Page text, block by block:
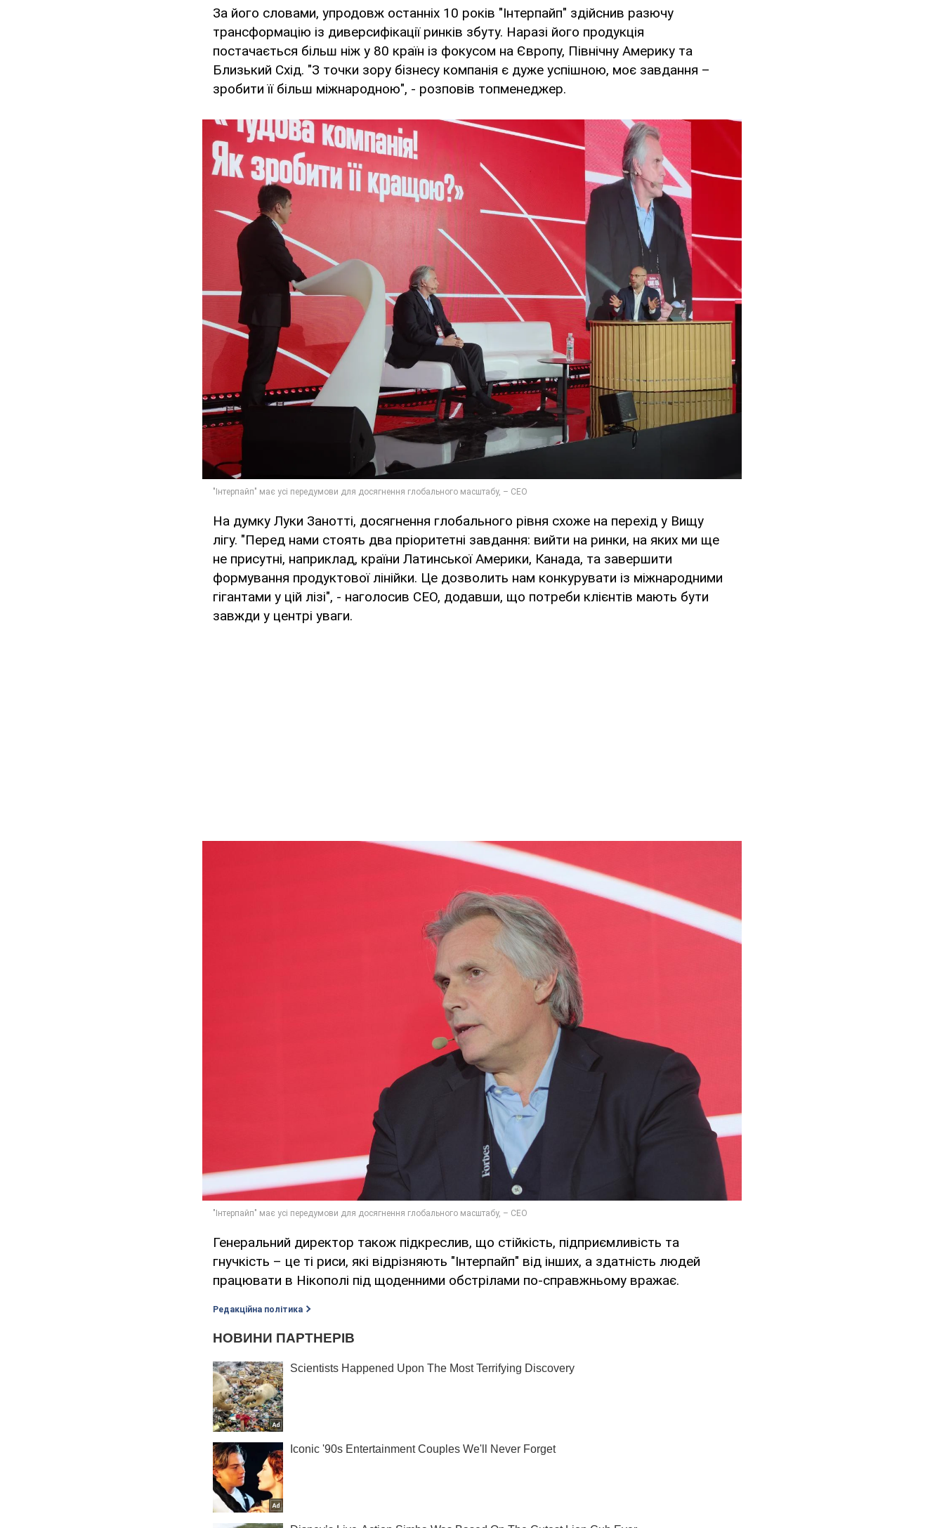
За його словами, упродовж останніх 10 років "Інтерпайп" здійснив разючу
трансформацію із диверсифікації ринків збуту. Наразі його продукція
постачається більш ніж у 80 країн із фокусом на Європу, Північну Америку та
Близький Схід. "З точки зору бізнесу компанія є дуже успішною, моє завдання –
зробити її більш міжнародною", - розповів топменеджер.
На думку Луки Занотті, досягнення глобального рівня схоже на перехід у Вищу
лігу. "Перед нами стоять два пріоритетні завдання: вийти на ринки, на яких ми ще
не присутні, наприклад, країни Латинської Америки, Канада, та завершити
формування продуктової лінійки. Це дозволить нам конкурувати із міжнародними
гігантами у цій лізі", - наголосив CEO, додавши, що потреби клієнтів мають бути
завжди у центрі уваги.
Генеральний директор також підкреслив, що стійкість, підприємливість та
гнучкість – це ті риси, які відрізняють "Інтерпайп" від інших, а здатність людей
працювати в Нікополі під щоденними обстрілами по-справжньому вражає.
Редакційна політика